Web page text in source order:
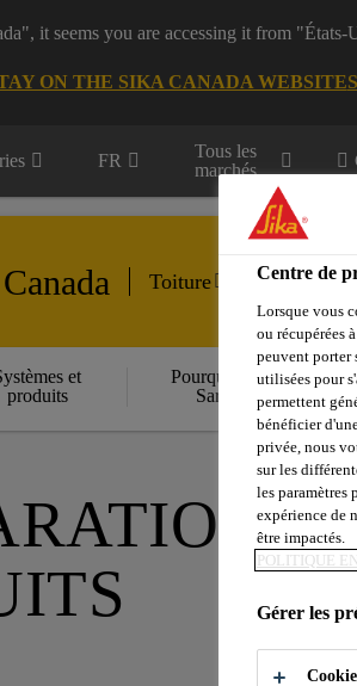
it seems you are accessing it from
ON THE SIKA CANADA WEBSITE
FR
Tous les
marchés
Toiture
et
produits
Pourquoi Sika
Sarnafil
Centre de
Lorsque vous
ou récupérées
peuvent porter
utilisées pour
permettent
bénéficier
privée, nous
sur les
les paramètres
expérience de
être impactés.
POLITIQUE
Gérer les